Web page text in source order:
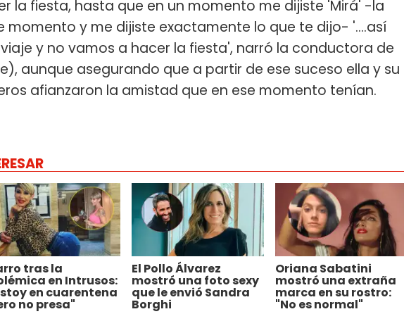
la fiesta, hasta que en un momento me dijiste 'Mirá' -la
momento y me dijiste exactamente lo que te dijo- '….así
y no vamos a hacer la fiesta', narró la conductora de
aunque asegurando que a partir de ese suceso ella y su
afianzaron la amistad que en ese momento tenían.
tras la
en Intrusos:
en cuarentena
no presa"
El Pollo Álvarez
mostró una foto sexy
que le envió Sandra
Borghi
Oriana Sabatini
mostró una extraña
marca en su rostro:
"No es normal"